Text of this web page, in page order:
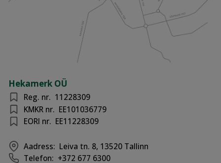
Hekamerk OÜ
Reg. nr. 11228309
KMKR nr. EE101036779
EORI nr. EE11228309
Aadress: Leiva tn. 8, 13520 Tallinn
Telefon: +372 677 6300